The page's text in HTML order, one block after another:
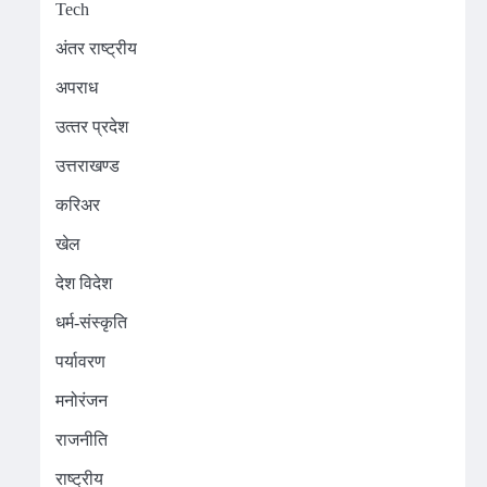
Tech
अंतर राष्ट्रीय
अपराध
उत्‍तर प्रदेश
उत्तराखण्ड
करिअर
खेल
देश विदेश
धर्म-संस्कृति
पर्यावरण
मनोरंजन
राजनीति
राष्ट्रीय